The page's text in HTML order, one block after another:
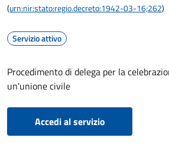
(urn:nir:stato:regio.decreto:1942-03-16;262)
Servizio attivo
Procedimento di delega per la
un'unione civile
Accedi al servizio